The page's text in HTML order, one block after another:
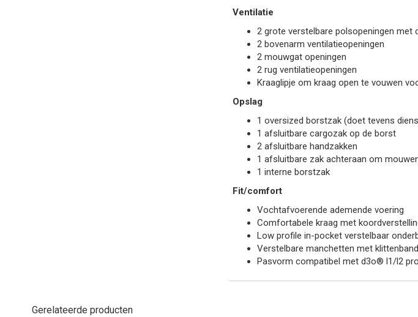
Ventilatie
2 grote verstelbare polsopeningen met
2 bovenarm ventilatieopeningen
2 mouwgat openingen
2 rug ventilatieopeningen
Kraaglipje om kraag open te vouwen
Opslag
1 oversized borstzak (doet tevens
1 afsluitbare cargozak op de borst
2 afsluitbare handzakken
1 afsluitbare zak achteraan om
1 interne borstzak
Fit/comfort
Vochtafvoerende ademende voering
Comfortabele kraag met
Low profile in-pocket verstelbaar
Verstelbare manchetten met klittenband
Pasvorm compatibel met d3o® l1/l2
Gerelateerde producten